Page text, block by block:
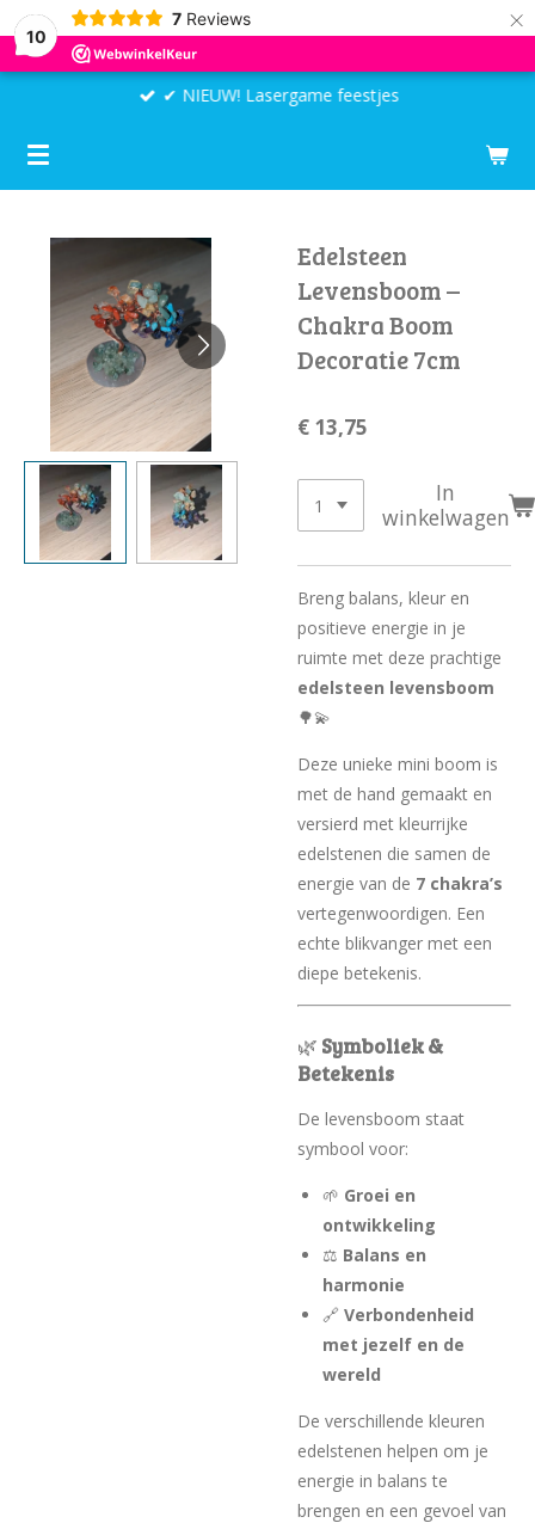
10
7 Reviews ×
✔ NIEUW! Lasergame feestjes
Edelsteen
Levensboom –
Chakra Boom
Decoratie 7cm
€ 13,75
In
winkelwagen
Breng balans, kleur en
positieve energie in je
ruimte met deze prachtige
edelsteen levensboom
🌳💫
Deze unieke mini boom is
met de hand gemaakt en
versierd met kleurrijke
edelstenen die samen de
energie van de 7 chakra’s
vertegenwoordigen. Een
echte blikvanger met een
diepe betekenis.
🌿 Symboliek &
Betekenis
De levensboom staat
symbool voor:
🌱 Groei en
ontwikkeling
⚖️ Balans en
harmonie
🔗 Verbondenheid
met jezelf en de
wereld
De verschillende kleuren
edelstenen helpen om je
energie in balans te
brengen en een gevoel van